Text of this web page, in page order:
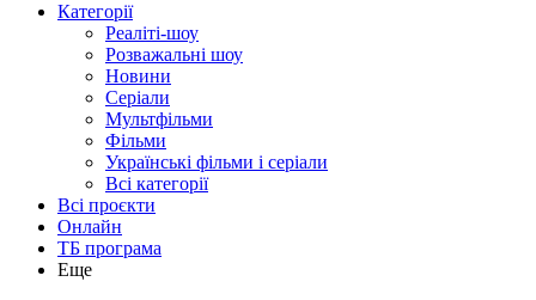
Категорії
Реаліті-шоу
Розважальні шоу
Новини
Серіали
Мультфільми
Фільми
Українські фільми і серіали
Всі категорії
Всі проєкти
Онлайн
ТБ програма
Еще